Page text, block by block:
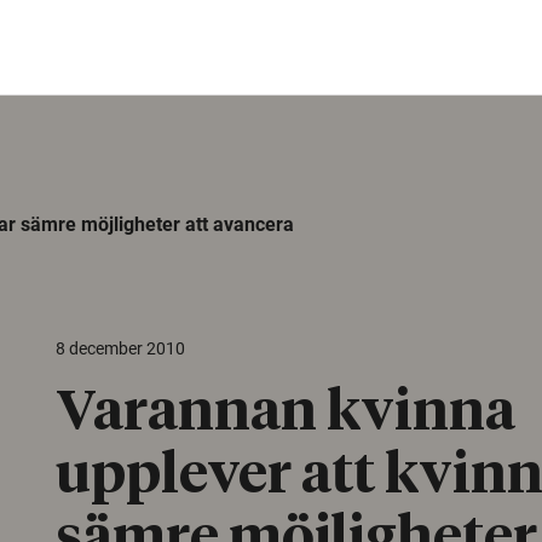
sämre möjligheter att avancera
8 december 2010
Varannan kvinna
upplever att